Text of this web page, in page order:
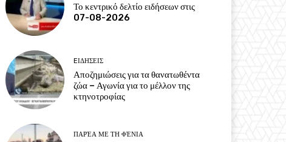
Το κεντρικό δελτίο ειδήσεων στις
07-08-2026
EΙΔΗΣΕΙΣ
Αποζημιώσεις για τα θανατωθέντα
ζώα – Αγωνία για το μέλλον της
κτηνοτροφίας
ΠΑΡΈΑ ΜΕ ΤΗ ΦΈΝΙΑ